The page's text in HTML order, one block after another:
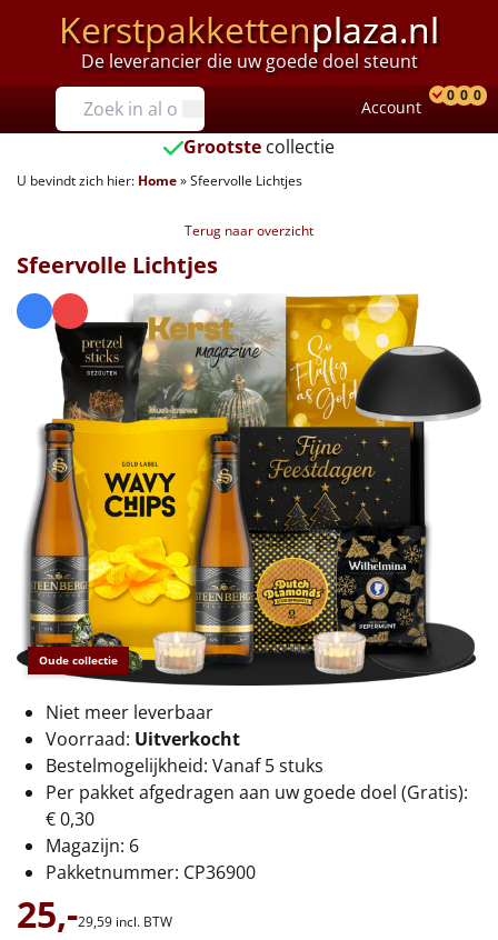
Kerstpakkettenplaza.nl
De leverancier die uw goede doel steunt
Prijzen
Tot €25
€25 tot €35
€40 tot €45
€45 tot €50
€50 tot €55
€55 tot €75
€75 tot €100
€100 en hoger
Alle kerstpakketten 2026
Thema
Origineel
Rituals
Luxe
Mannen
Vrouwen
Account
0 0 0
Grootste collectie
U bevindt zich hier: Home»Sfeervolle Lichtjes
Terug naar overzicht
Oude collectie
Sfeervolle Lichtjes
Niet meer leverbaar
Voorraad: Uitverkocht
Bestelmogelijkheid: Vanaf 5 stuks
Per pakket afgedragen aan uw goede doel (Gratis):
€ 0,30
Magazijn: 6
Pakketnummer: CP36900
25,-29,59 incl. BTW